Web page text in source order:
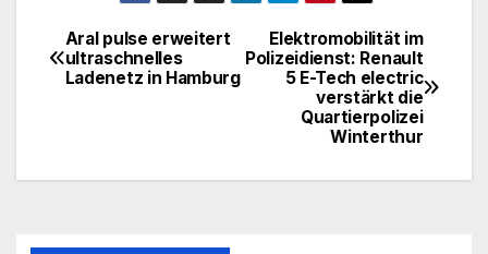
Beitragsnavigation
Elektromobilität im
Polizeidienst: Renault
5 E-Tech electric
verstärkt die
Quartierpolizei
Winterthur
Aral pulse erweitert
ultraschnelles
Ladenetz in Hamburg